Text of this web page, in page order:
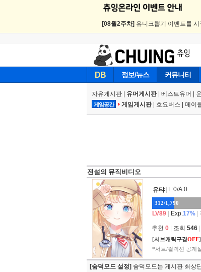
[08월2주차] 유니크뽑기 이벤트를
DB 정보/뉴스 커뮤니티
자유게시판 유머게시판| 베스트유머
게임공간 게임게시판| 호요버스 메이
전설의 뮤직비디오
유탸 L:0/A:0
312/1,790
LV89 Exp.17%
추천 0 조회 546
[서브캐릭구경OFF]
*서브/컬렉션 공개
[숨덕모드 설정] 숨덕모드는 게시판 최상